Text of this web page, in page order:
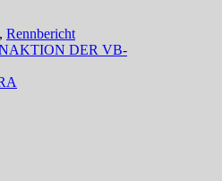
, Rennbericht
DER VB-